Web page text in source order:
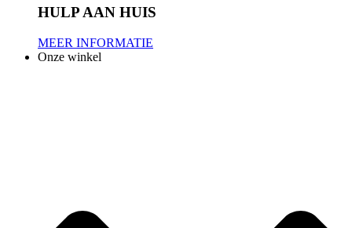
HULP AAN HUIS
MEER INFORMATIE
Onze winkel